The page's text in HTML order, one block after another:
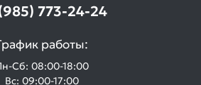
773-24-24
работы:
Сб: 08:00-18:00
Вс: 09:00-17:00